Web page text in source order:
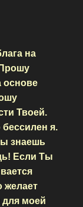
на
основе
Твоей.
я.
знаешь
Если Ты
желает
для моей